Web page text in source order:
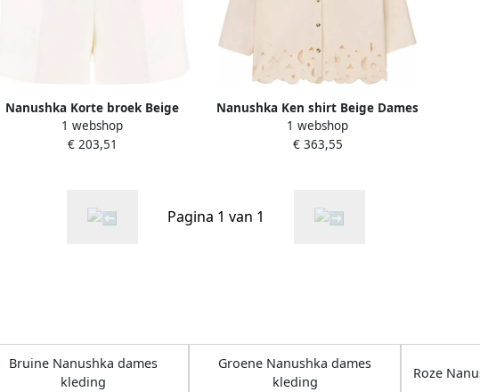
Nanushka Korte broek Beige
Dames
1 webshop
€ 203,51
Nanushka Ken shirt Beige Dames
1 webshop
€ 363,55
Pagina 1 van 1
Bruine Nanushka dames
kleding
Groene Nanushka dames
kleding
Roze